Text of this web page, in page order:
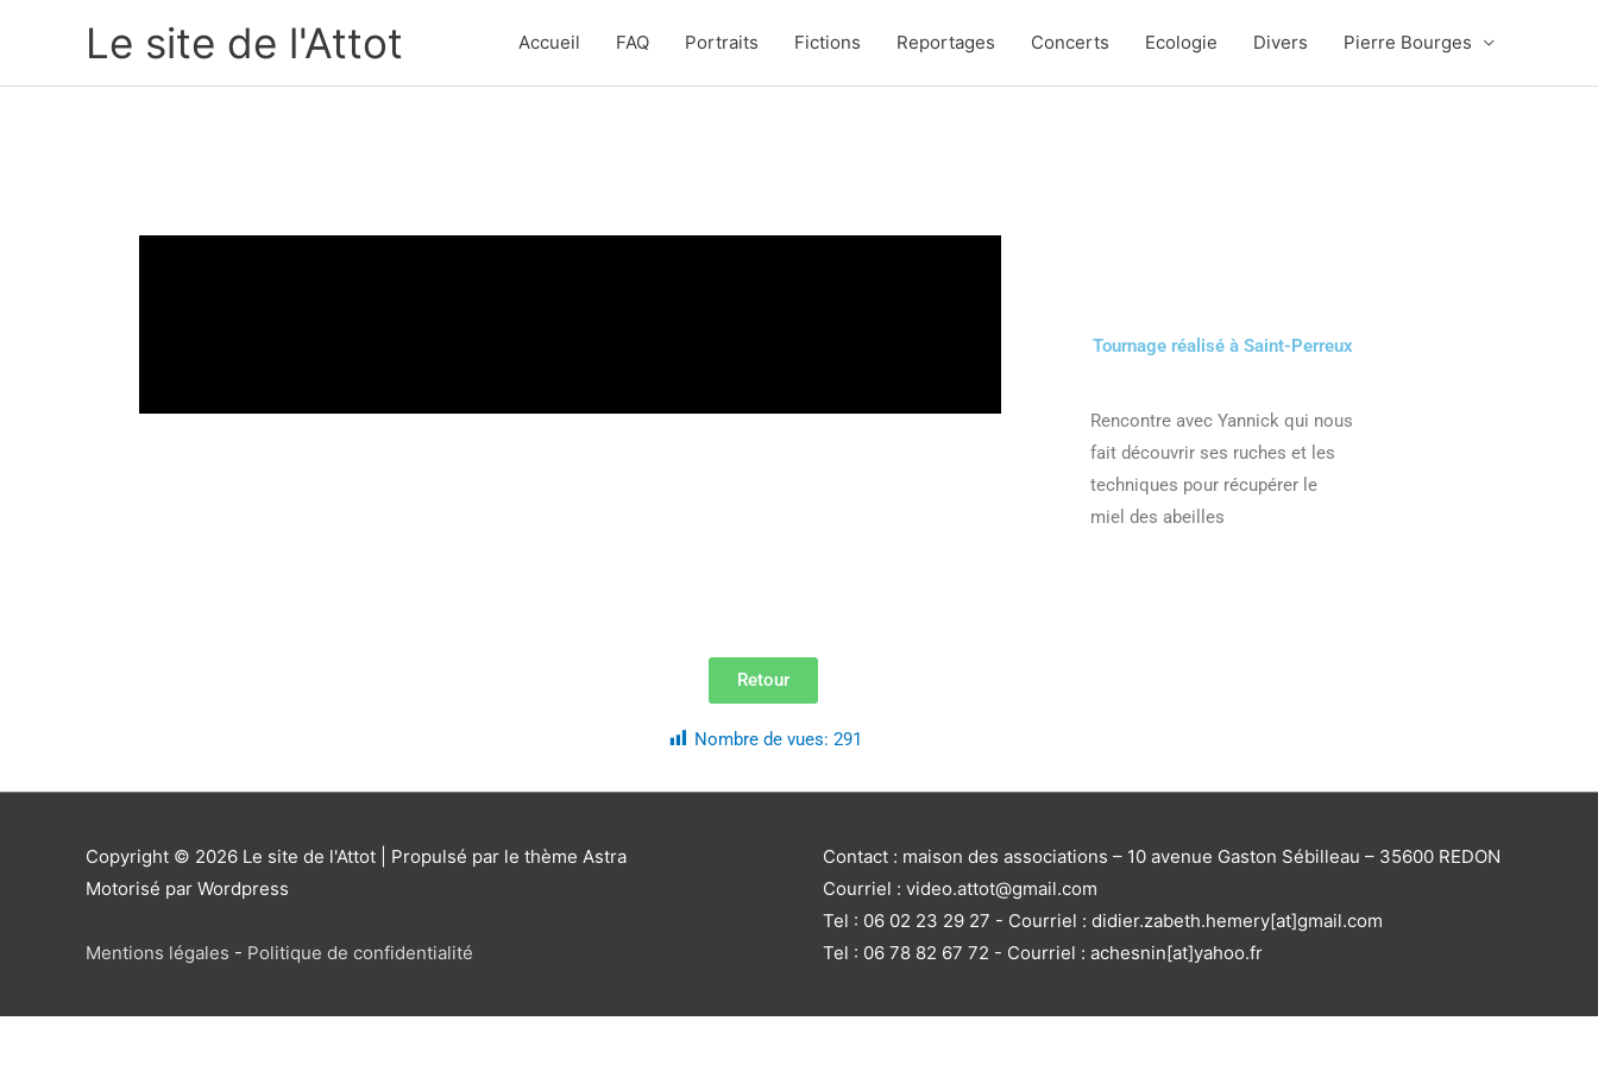
Le site de l'Attot Accueil FAQ Portraits Fictions Reportages Concerts Ecologie Divers Pierre Bourges
Tournage réalisé à Saint-Perreux
Rencontre avec Yannick qui nous
fait découvrir ses ruches et les
techniques pour récupérer le
miel des abeilles
Retour
Nombre de vues: 291
Copyright © 2026 Le site de l'Attot | Propulsé par le thème Astra
Motorisé par Wordpress
Mentions légales - Politique de confidentialité
Contact : maison des associations – 10 avenue Gaston Sébilleau – 35600 REDON
Courriel : video.attot@gmail.com
Tel : 06 02 23 29 27 - Courriel : didier.zabeth.hemery[at]gmail.com
Tel : 06 78 82 67 72 - Courriel : achesnin[at]yahoo.fr